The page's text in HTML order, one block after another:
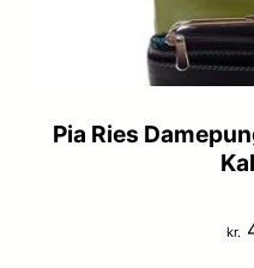
Pia Ries
kr.